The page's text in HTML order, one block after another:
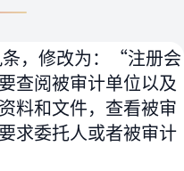
，修改为：“注册会
查阅被审计单位以及
料和文件，查看被审
求委托人或者被审计